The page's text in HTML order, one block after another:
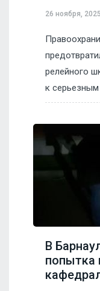
26 ноября, 2025
релейного
к
В
попытка